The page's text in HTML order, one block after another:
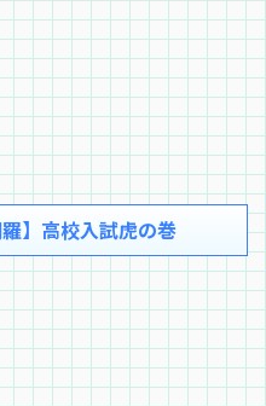
】高校入試虎の巻